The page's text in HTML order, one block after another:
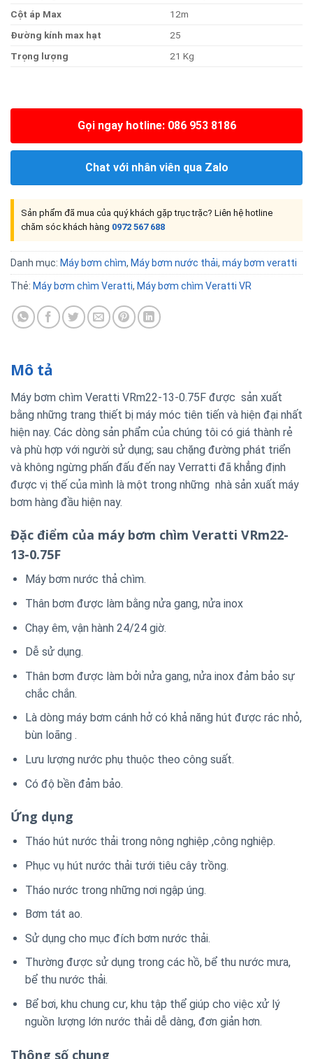
Cột áp Max
12m
Đường kính max hạt
25
Trọng lượng 21 Kg
Gọi ngay hotline: 086 953 8186
Chat với nhân viên qua Zalo
Sản phẩm đã mua của quý khách gặp trục trặc? Liên hệ hotline
chăm sóc khách hàng 0972 567 688
Danh mục: Máy bơm chìm, Máy bơm nước thải, máy bơm veratti
Thẻ: Máy bơm chìm Veratti, Máy bơm chìm Veratti VR
Mô tả
Máy bơm chìm Veratti VRm22-13-0.75F được sản xuất
bằng những trang thiết bị máy móc tiên tiến và hiện đại nhất
hiện nay. Các dòng sản phẩm của chúng tôi có giá thành rẻ
và phù hợp với người sử dụng; sau chặng đường phát triển
và không ngừng phấn đấu đến nay Verratti đã khẳng định
được vị thế của mình là một trong những nhà sản xuất máy
bơm hàng đầu hiện nay.
Đặc điểm của máy bơm chìm Veratti VRm22-
13-0.75F
Máy bơm nước thả chìm.
Thân bơm được làm bằng nửa gang, nửa inox
Chạy êm, vận hành 24/24 giờ.
Dễ sử dụng.
Thân bơm được làm bởi nửa gang, nửa inox đảm bảo sự
chắc chắn.
Là dòng máy bơm cánh hở có khả năng hút được rác nhỏ,
bùn loãng .
Lưu lượng nước phụ thuộc theo công suất.
Có độ bền đảm bảo.
Ứng dụng
Tháo hút nước thải trong nông nghiệp ,công nghiệp.
Phục vụ hút nước thải tưới tiêu cây trồng.
Tháo nước trong những nơi ngập úng.
Bơm tát ao.
Sử dụng cho mục đích bơm nước thải.
Thường được sử dụng trong các hồ, bể thu nước mưa,
bể thu nước thải.
Bể bơi, khu chung cư, khu tập thể giúp cho việc xử lý
nguồn lượng lớn nước thải dễ dàng, đơn giản hơn.
Thông số chung